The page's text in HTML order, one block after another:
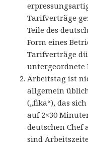
Tarifverträge
Teile des
Form eines
Tarifverträge
untergeordnete
Arbeitstag ist
allgemein
(„fika“), das
auf 2×30
deutschen Chef
sind